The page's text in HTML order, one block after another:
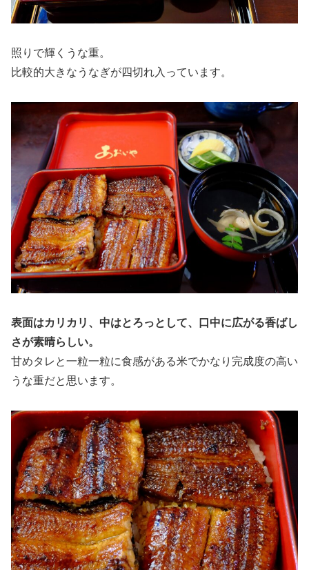
照りで輝くうな重。
比較的大きなうなぎが四切れ入っています。
表面はカリカリ、中はとろっとして、口中に広がる香ばし
さが素晴らしい。
甘めタレと一粒一粒に食感がある米でかなり完成度の高い
うな重だと思います。